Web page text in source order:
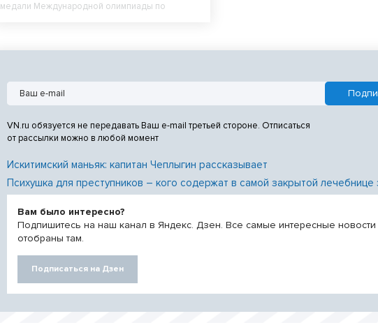
медали Международной олимпиады по
VN.ru обязуется не передавать Ваш e-mail третьей стороне. Отписаться
от рассылки можно в любой момент
Искитимский маньяк: капитан Чеплыгин рассказывает
Психушка для преступников – кого содержат в самой закрытой лечебнице
Вам было интересно?
Подпишитесь на наш канал в Яндекс. Дзен. Все самые интересные новости
отобраны там.
Подписаться на Дзен